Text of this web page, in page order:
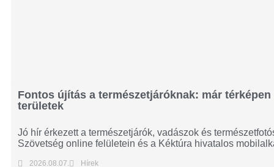
Fontos újítás a természetjáróknak: már
területek
Jó hír érkezett a természetjárók, vadászok és
Szövetség online felületein és a Kéktúra hivatalos
2026.08.07. Hírek